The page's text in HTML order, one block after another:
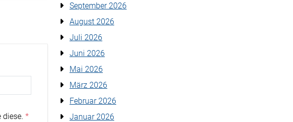
diese.
September 2026
August 2026
Juli 2026
Juni 2026
Mai 2026
März 2026
Februar 2026
Januar 2026